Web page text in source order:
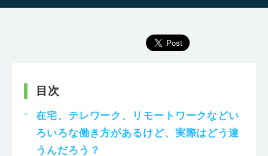
目次
在宅、テレワーク、リモートワークなどい
ろいろな働き方があるけど、実際はどう違
うんだろう？